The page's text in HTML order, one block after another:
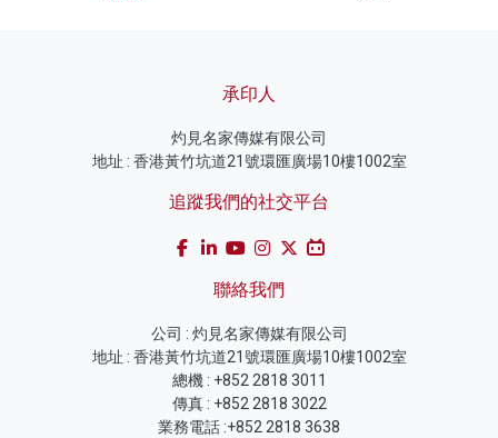
承印人
灼見名家傳媒有限公司
地址 : 香港黃竹坑道21號環匯廣場10樓1002室
追蹤我們的社交平台
聯絡我們
公司 : 灼見名家傳媒有限公司
地址 : 香港黃竹坑道21號環匯廣場10樓1002室
總機 : +852 2818 3011
傳真 : +852 2818 3022
業務電話 :+852 2818 3638